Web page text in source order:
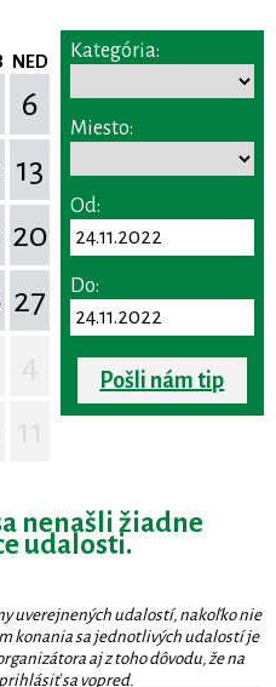
NED
6
13
20
27
Kategória:
Miesto:
Od:
Do:
Pošli nám tip
nenašli žiadne
udalosti.
uverejnených udalostí, nakoľko nie
konania sa jednotlivých udalostí je
aj z toho dôvodu, že na
sa vopred.